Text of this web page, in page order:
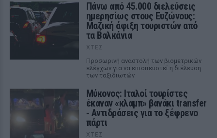
Πάνω από 45.000 διελεύσεις
ημερησίως στους Ευζώνους:
Μαζική άφιξη τουριστών από
τα Βαλκάνια
ΧΤΕΣ
Προσωρινή αναστολή των βιομετρικών
ελέγχων για να επισπευστεί η διέλευση
των ταξιδιωτών
Μύκονος: Ιταλοί τουρίστες
έκαναν «κλαμπ» βανάκι transfer
‑ Αντιδράσεις για το ξέφρενο
πάρτι
ΧΤΕΣ